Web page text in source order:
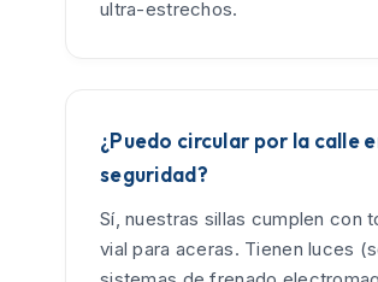
ultra-estrechos.
¿Puedo circular por la calle
seguridad?
Sí, nuestras sillas cumplen con
vial para aceras. Tienen luces